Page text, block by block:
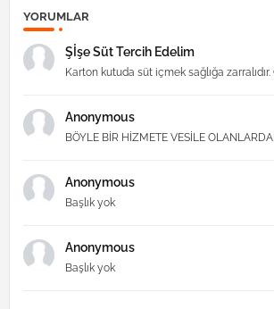
YORUMLAR
Şİşe Süt Tercih Edelim
Karton kutuda süt içmek sağlığa zarralıdır.
Anonymous
BÖYLE BİR HİZMETE VESİLE
Anonymous
Başlık yok
Anonymous
Başlık yok